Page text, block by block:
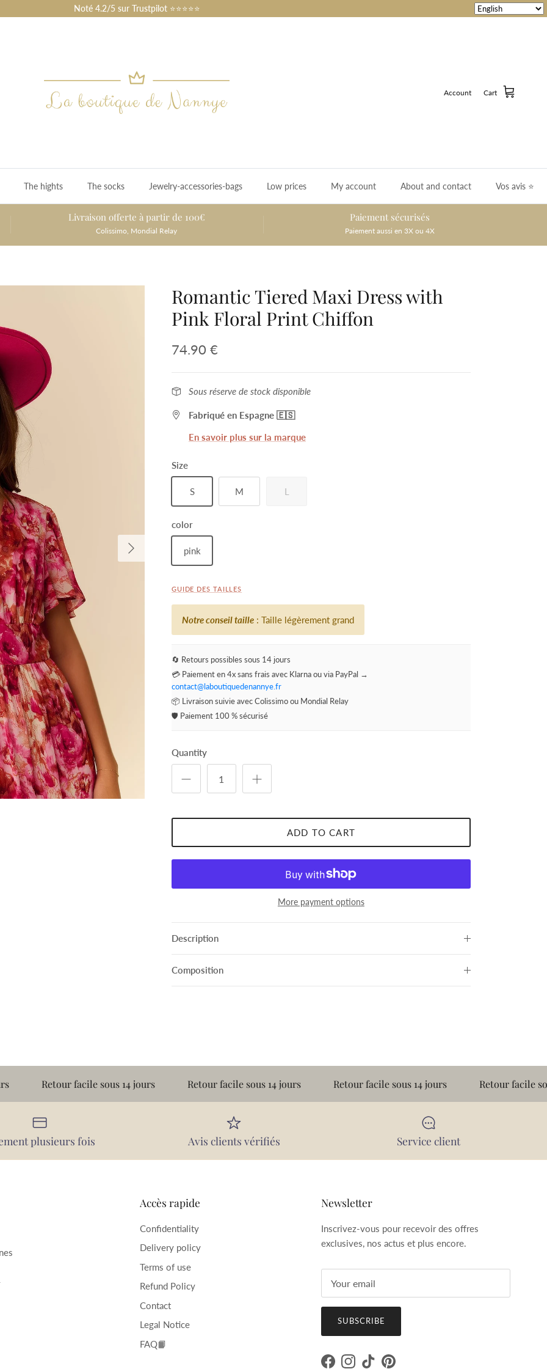
Noté 4.2/5 sur Trustpilot ⭐⭐⭐⭐⭐
Account Cart
The hights The socks Jewelry-accessories-bags Low prices My account About and contact Vos avis ⭐️
Livraison offerte à partir de 100€
Colissimo, Mondial Relay
Paiement sécurisés
Paiement aussi en 3X ou 4X
Next
Romantic Tiered Maxi Dress with
Pink Floral Print Chiffon
74.90 €
Sous réserve de stock disponible
Fabriqué en Espagne 🇪🇸
En savoir plus sur la marque
Size
S M L
color
pink
GUIDE DES TAILLES
Notre conseil taille: Taille légèrement grand
🔄 Retours possibles sous 14 jours
💳 Paiement en 4x sans frais avec Klarna ou via PayPal →
contact@laboutiquedenannye.fr
📦 Livraison suivie avec Colissimo ou Mondial Relay
🛡️ Paiement 100 % sécurisé
Quantity
ADD TO CART
More payment options
Description
Composition
Retour facile sous 14 jours Retour facile sous 14 jours Retour facile sous 14 jours Retour facile sous 14
plusieurs fois Avis clients vérifiés Service client
Accès rapide
Confidentiality
Delivery policy
Terms of use
Refund Policy
Contact
Legal Notice
FAQ📙
Newsletter
Inscrivez-vous pour recevoir des offres
exclusives, nos actus et plus encore.
SUBSCRIBE